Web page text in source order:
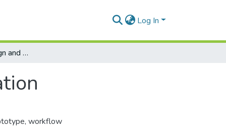
Log In
Method of IBIS design and workflow realization
, workflow